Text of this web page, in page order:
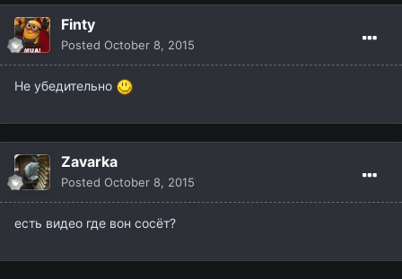
Finty
Posted October 8, 2015
Не убедительно
Zavarka
Posted October 8, 2015
есть видео где вон сосёт?